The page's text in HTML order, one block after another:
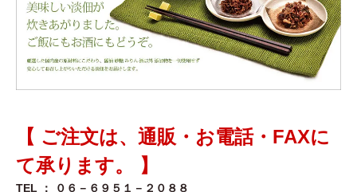
【 ご注文は、通販・お電話・FAXに
て承ります。 】
TEL ： ０６－６９５１－２０８８